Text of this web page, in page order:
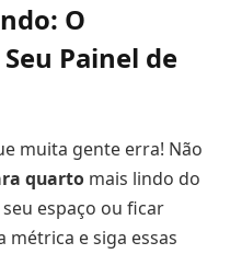
O
Painel de
muita gente erra! Não
quarto mais lindo do
espaço ou ficar
e siga essas